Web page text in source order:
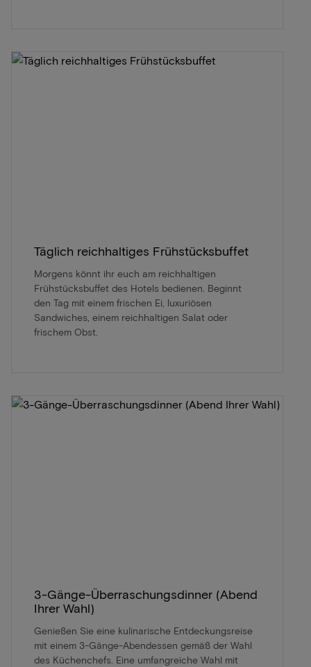
Täglich reichhaltiges Frühstücksbuffet
Morgens könnt ihr euch am reichhaltigen
Frühstücksbuffet des Hotels bedienen. Beginnt
den Tag mit einem frischen Ei, luxuriösen
Sandwiches, einem reichhaltigen Salat oder
frischem Obst.
3-Gänge-Überraschungsdinner (Abend
Ihrer Wahl)
Genießen Sie eine kulinarische Entdeckungsreise
mit einem 3-Gänge-Abendessen gemäß der Wahl
des Küchenchefs. Eine umfangreiche Wahl mit